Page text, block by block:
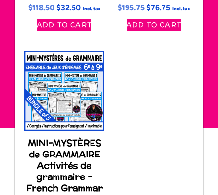
$118.50 $32.50 Incl. tax
ADD TO CART
$195.75 $76.75 Incl. tax
ADD TO CART
MINI-MYSTÈRES
de GRAMMAIRE
Activités de
grammaire –
French Grammar